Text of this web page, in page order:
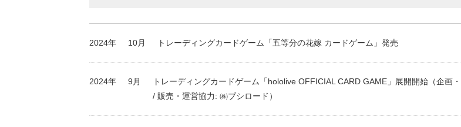
2024年 10月 トレーディングカードゲーム「五等分の花嫁 カードゲーム」発売
2024年 9月
トレーディングカードゲーム「hololive OFFICIAL CARD GAME」展開開始（企画
/ 販売・運営協力: ㈱ブシロード）